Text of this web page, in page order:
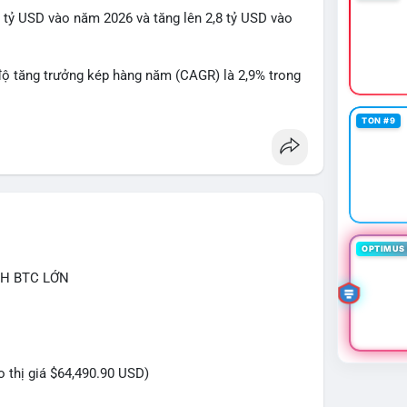
USD vào năm 2026 và tăng lên 2,8 tỷ USD vào
trưởng kép hàng năm (CAGR) là 2,9% trong
thúc đẩy sự phát triển của thị trường.
BTC LỚN
thị giá $64,490.90 USD)
TON #9
OPTIMUS